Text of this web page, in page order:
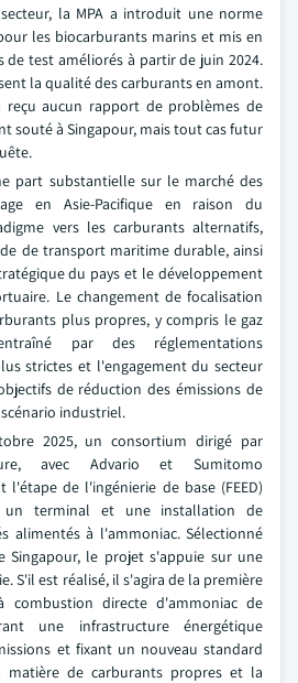
la MPA a introduit une norme
les biocarburants marins et mis en
test améliorés à partir de juin 2024.
la qualité des carburants en amont.
reçu aucun rapport de problèmes de
souté à Singapour, mais tout cas futur
part substantielle sur le marché des
en Asie-Pacifique en raison du
vers les carburants alternatifs,
de transport maritime durable, ainsi
du pays et le développement
Le changement de focalisation
plus propres, y compris le gaz
par des réglementations
strictes et l'engagement du secteur
de réduction des émissions de
industriel.
2025, un consortium dirigé par
avec Advario et Sumitomo
de l'ingénierie de base (FEED)
un terminal et une installation de
alimentés à l'ammoniac. Sélectionné
Singapour, le projet s'appuie sur une
S'il est réalisé, il s'agira de la première
combustion directe d'ammoniac de
une infrastructure énergétique
et fixant un nouveau standard
matière de carburants propres et la